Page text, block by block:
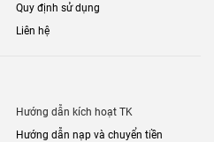
Quy định sử dụng
Liên hệ
Hướng dẫn kích hoạt TK
Hướng dẫn nạp và chuyển tiền